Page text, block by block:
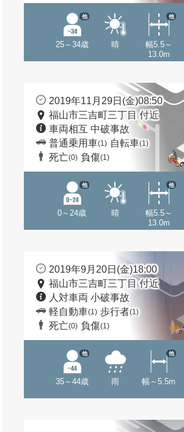
25～34歳
他
晴
幅5.5～
13.0m
他
2019年11月29日(金)08:50
福山市三吉町三丁目 付近
車両相互 中破事故
普通乗用車(1) 自転車(1)
死亡(0) 負傷(1)
0～24歳
他
晴
幅5.5～
13.0m
他
2019年9月20日(金)18:00
福山市三吉町三丁目 付近
人対車両 小破事故
軽自動車(1) 歩行者(1)
死亡(0) 負傷(1)
35～44歳
他
雨 幅～5.5m
他